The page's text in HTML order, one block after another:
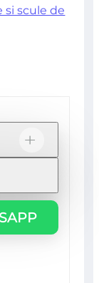
si scule de